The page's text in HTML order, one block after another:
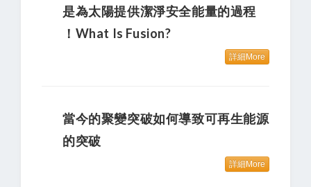
是為太陽提供潔淨安全能量的過程
！What Is Fusion?
詳細More
當今的聚變突破如何導致可再生能源
的突破
詳細More